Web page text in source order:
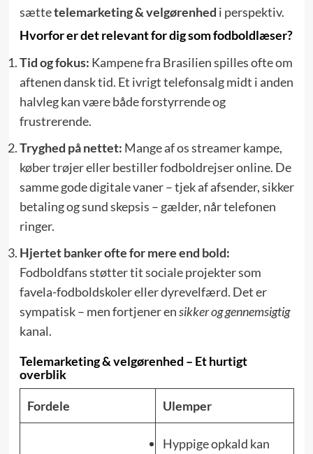
sættetelemarketing & velgørenhed i perspektiv.
Hvorfor er det relevant for dig som fodboldlæser?
Tid og fokus: Kampene fra Brasilien spilles ofte om
aftenen dansk tid. Et ivrigt telefonsalg midt i anden
halvleg kan være både forstyrrende og
frustrerende.
Tryghed på nettet: Mange af os streamer kampe,
køber trøjer eller bestiller fodboldrejser online. De
samme gode digitale vaner – tjek af afsender, sikker
betaling og sund skepsis – gælder, når telefonen
ringer.
Hjertet banker ofte for mere end bold:
Fodboldfans støtter tit sociale projekter som
favela-fodboldskoler eller dyrevelfærd. Det er
sympatisk – men fortjener ensikker og gennemsigtig
kanal.
Telemarketing & velgørenhed – Et hurtigt
overblik
Fordele Ulemper
Hyppige opkald kan